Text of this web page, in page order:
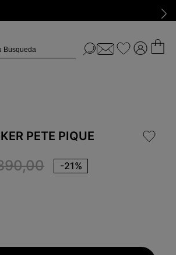
PETE PIQUE
,00 -21%